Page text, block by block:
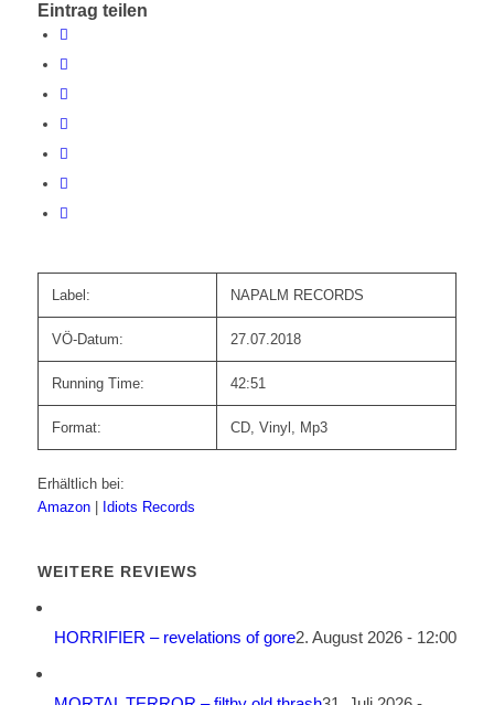
Eintrag teilen
Label: NAPALM RECORDS
VÖ-Datum: 27.07.2018
Running Time: 42:51
Format: CD, Vinyl, Mp3
Erhältlich bei:
Amazon
Idiots Records
WEITERE REVIEWS
HORRIFIER – revelations of gore2. August 2026 - 12:00